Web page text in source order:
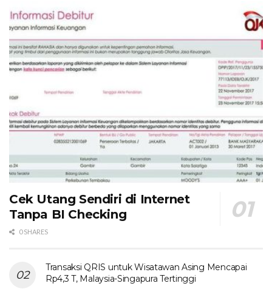
Cek Utang Sendiri di Internet
Tanpa BI Checking
0 SHARES
Transaksi QRIS untuk Wisatawan Asing Mencapai
Rp4,3 T, Malaysia-Singapura Tertinggi